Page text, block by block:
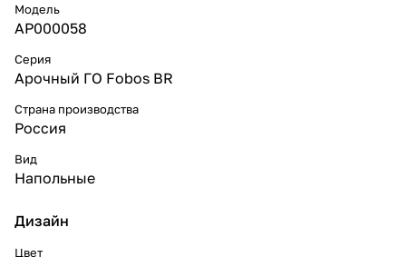
Модель
АР000058
Серия
Арочный ГО Fobos BR
Страна производства
Россия
Вид
Напольные
Дизайн
Цвет